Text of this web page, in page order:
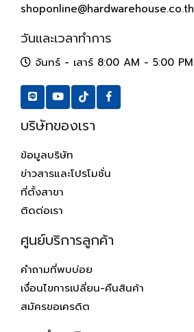
shoponline@hardwarehouse.co.th
วันและเวลาทำการ
จันทร์ - เสาร์ 8:00 AM - 5:00 PM
บริษัทของเรา
ข้อมูลบริษัท
ข่าวสารและโปรโมชั่น
ที่ตั้งสาขา
ติดต่อเรา
ศูนย์บริการลูกค้า
คำถามที่พบบ่อย
เงื่อนไขการเปลี่ยน-คืนสินค้า
สมัครขอเครดิต